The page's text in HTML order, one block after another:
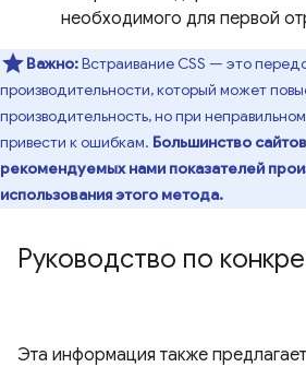
необходимого для первой
Важно:Встраивание CSS — это
производительности, который может
производительность, но при
привести к ошибкам. Большинство
рекомендуемых нами показателей
использования этого метода.
Руководство по
Эта информация также